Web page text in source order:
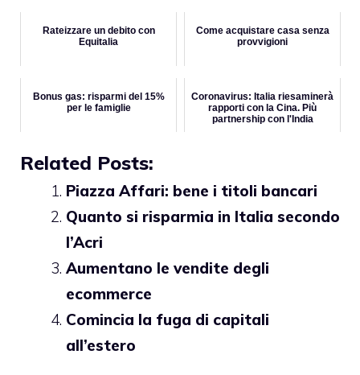
Rateizzare un debito con
Equitalia
Come acquistare casa senza
provvigioni
Bonus gas: risparmi del 15%
per le famiglie
Coronavirus: Italia riesaminerà
rapporti con la Cina. Più
partnership con l'India
Related Posts:
Piazza Affari: bene i titoli bancari
Quanto si risparmia in Italia secondo
l’Acri
Aumentano le vendite degli
ecommerce
Comincia la fuga di capitali
all’estero